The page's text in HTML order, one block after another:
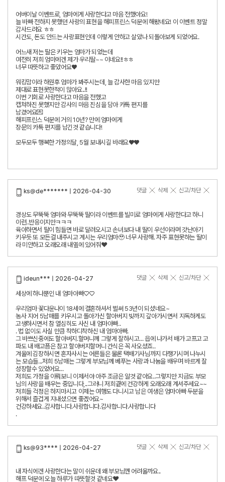
어버이날 이벤트로, 엄마에게 사랑한다고 마음 전했아요!
늘 바빠 전하지 못했던 사랑의 표현을 해피프린스 덕분에 해봤네요! 이 이벤트 정말
감사드려요 ㅎㅎ
시간도, 돈도 안드는 사랑표현인데 이렇게 안하고 살았나 되돌아보게 되었어요.
어느새 저는 딸은 키우는 엄마가 되었는데
여전히 저희 엄마에겐 제가 우리딸~~ 이네요!!ㅎㅎ
너무 따뜻하고 좋았어요♥️
워킹맘이라 하원후 엄마가 봐주시는데, 늘 감사한 마음 있지만
제대로 표현못한적이 많아요..!!
이번 기회로 사랑한다고 마음을 전했고
캡쳐하진 못했지만 감사의 마음 진심을 담아 카톡 편지를
남겼어요💌
해피프린스 덕분에 거의 10년? 만에 엄마에게
장문의 카톡 편지를 남긴것 같습니다!
모두모두 행복한 가정의달, 5월 보내시길 바래요♥️♥️
ks@de******* | 2026-04-30 신고/차단
삭제
댓글
경상도 무뚝뚝 엄마와 무뚝뚝 딸이라 이벤트를 빌미로 엄마에게 사랑한다고 하니
이런..반응이지만ㅋㅋㅋ
육아하면서 딸이 힘들면 바로 달려오시고 손녀보다 내 딸이 우선이라며 갓난아기
키우듯 또 모든걸 내주시고 계시는 우리엄마🥹 너무 사랑해. 자주 표현못하는 딸이
라 미안하고 오래오래 내옆에 있어줘❤️
ideun*** | 2026-04-27 신고/차단
삭제
댓글
세상에 하나뿐인 내 엄마아빠♡♡
우리엄마 꽃다운나이 18세에 결혼하셔서 벌써 53년이 되셨네요~
농사 지어 5남매를 키우시고 돌아가신 할아버지 빚까지 갚아가시면서 지독하게도
고생하시면서 참 열심히도 사신 내 엄마아빠..
. 법 없이도 사실 만큼 착하디착하신 내 엄마아빠.
그 바쁘신중에도 할아버지.할머니께 그렇게 잘하시고... 읍에 나가서 배가 고프고 고
파도 내 배고픔은 참고 할아버지할머니 간식은 꼭 사오셨죠..
겨울에 김장하시면 혼자사시는 어른들은 물론 택배기사님까지 다챙기시며 나누시
는 모습들...저희 5남매는 그렇게 부모님께 베푸는 사랑과 나눔을 배우며 바르게 잘
성장할수 있었어요...
저희도 가정을 이뤄보니 이제서야 아주 조금은 알것 같아요..그렇지만 지금도 부모
님의 사랑을 배우는 중입니다,..그러니 저희곁에 건강하게 오래오래 계셔주세요~~
저희들 걱정은 하지마시고 이제는 여행도 다니시고 남은 여생은 엄마아빠 두분을
위해서 즐겁게 지내셨으면 좋겠어요~
건강하세요..감사합니다.사랑합니다.감사합니다.사랑합니다
.
ks@93**** | 2026-04-27 신고/차단
삭제
댓글
내 자식에겐 사랑한다는 말이 쉬운데 왜 부모님껜 어려울까요..
해프 덕분에 오늘 하루가 따뜻할것 같네요❤️